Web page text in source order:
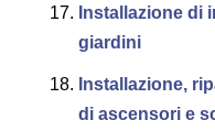
Installazione di
giardini
Installazione,
di ascensori e